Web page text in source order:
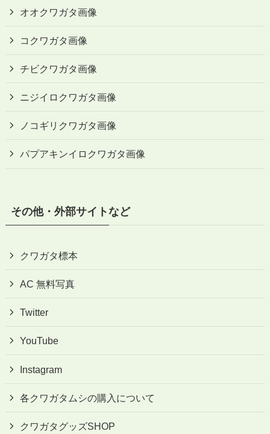
オオクワガタ画像
コクワガタ画像
チビクワガタ画像
ニジイロクワガタ画像
ノコギリクワガタ画像
パプアキンイロクワガタ画像
その他・外部サイトなど
クワガタ標本
AC 無料写真
Twitter
YouTube
Instagram
各クワガタムシの購入について
クワガタグッズSHOP